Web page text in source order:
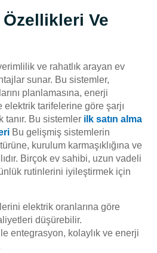
Özellikleri Ve
ve rahatlık arayan ev
sunar. Bu sistemler,
planlamasına, enerji
elektrik tarifelerine göre şarjı
tanır. Bu sistemler ilk satın alma
Bu gelişmiş sistemlerin
kurulum karmaşıklığına ve
Birçok ev sahibi, uzun vadeli
rutinlerini iyileştirmek için
elektrik oranlarına göre
düşürebilir.
entegrasyon, kolaylık ve enerji